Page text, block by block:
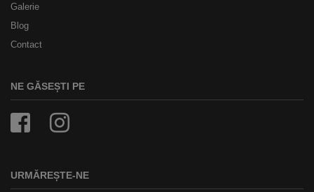
Galerie
Blog
Contact
NE GĂSEȘTI PE
URMĂREȘTE-NE